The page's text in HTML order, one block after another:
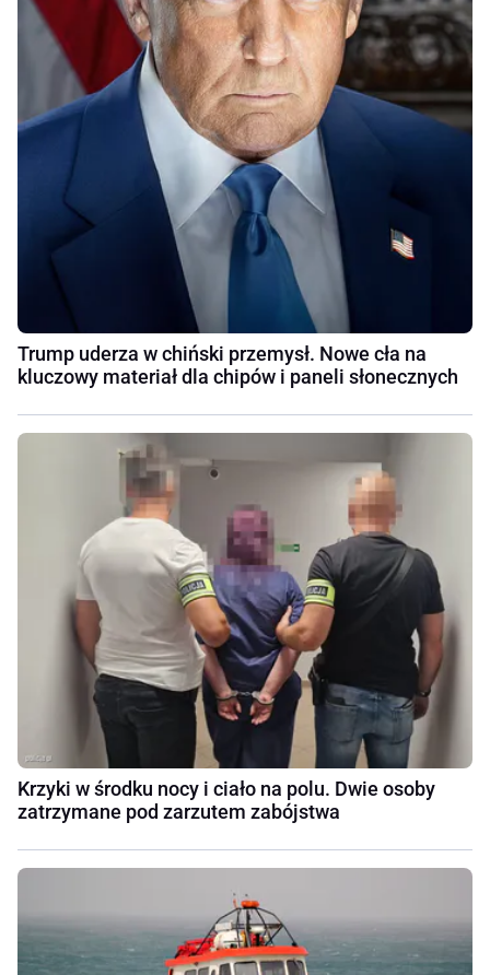
Trump uderza w chiński przemysł. Nowe cła na
kluczowy materiał dla chipów i paneli słonecznych
Krzyki w środku nocy i ciało na polu. Dwie osoby
zatrzymane pod zarzutem zabójstwa